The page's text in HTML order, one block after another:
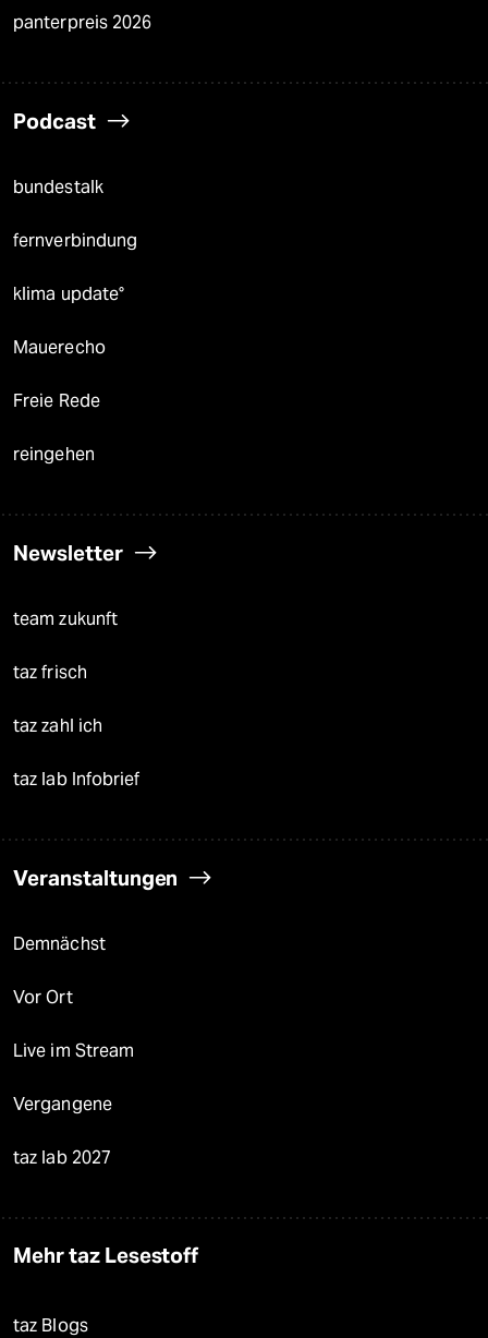
panterpreis 2026
Podcast
bundestalk
fernverbindung
klima update°
Mauerecho
Freie Rede
reingehen
Newsletter
team zukunft
taz frisch
taz zahl ich
taz lab Infobrief
Veranstaltungen
Demnächst
Vor Ort
Live im Stream
Vergangene
taz lab 2027
Mehr taz Lesestoff
taz Blogs